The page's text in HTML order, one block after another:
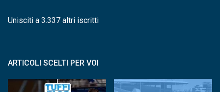
Unisciti a 3.337 altri iscritti
ARTICOLI SCELTI PER VOI